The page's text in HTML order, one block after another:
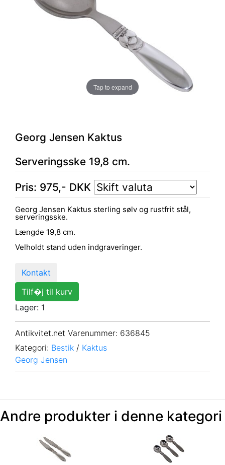
Tap to expand
Georg Jensen Kaktus
Serveringsske 19,8 cm.
Pris: 975,- DKK
Georg Jensen Kaktus sterling sølv og rustfrit stål,
serveringsske.
Længde 19,8 cm.
Velholdt stand uden indgraveringer.
Kontakt
Tilf�j til kurv
Lager: 1
Antikvitet.net Varenummer: 636845
Kategori: Bestik / Kaktus
Georg Jensen
Andre produkter i denne kategori